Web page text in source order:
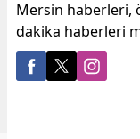
Mersin haberleri,
dakika haberleri